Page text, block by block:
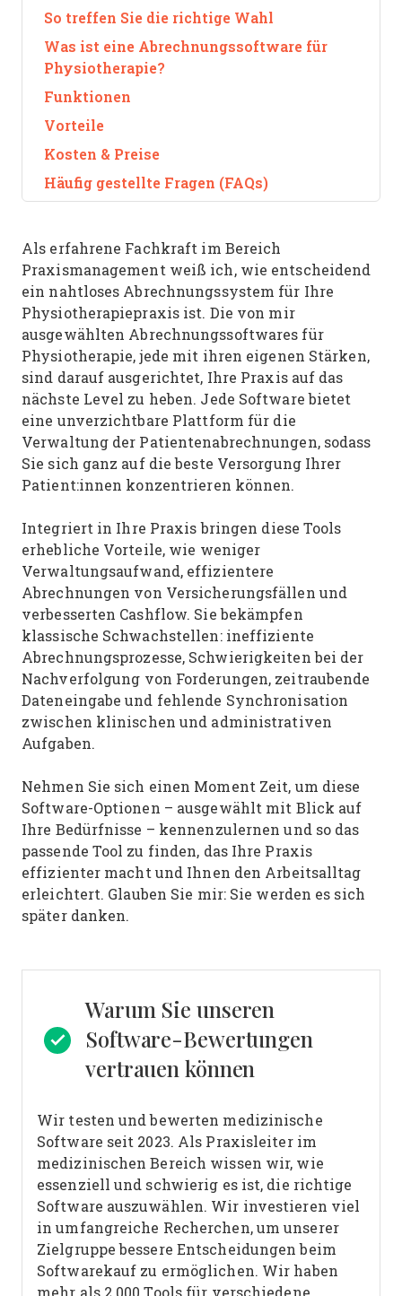
So treffen Sie die richtige Wahl
Was ist eine Abrechnungssoftware für
Physiotherapie?
Funktionen
Vorteile
Kosten & Preise
Häufig gestellte Fragen (FAQs)
Als erfahrene Fachkraft im Bereich
Praxismanagement weiß ich, wie entscheidend
ein nahtloses Abrechnungssystem für Ihre
Physiotherapiepraxis ist. Die von mir
ausgewählten Abrechnungssoftwares für
Physiotherapie, jede mit ihren eigenen Stärken,
sind darauf ausgerichtet, Ihre Praxis auf das
nächste Level zu heben. Jede Software bietet
eine unverzichtbare Plattform für die
Verwaltung der Patientenabrechnungen, sodass
Sie sich ganz auf die beste Versorgung Ihrer
Patient:innen konzentrieren können.
Integriert in Ihre Praxis bringen diese Tools
erhebliche Vorteile, wie weniger
Verwaltungsaufwand, effizientere
Abrechnungen von Versicherungsfällen und
verbesserten Cashflow. Sie bekämpfen
klassische Schwachstellen: ineffiziente
Abrechnungsprozesse, Schwierigkeiten bei der
Nachverfolgung von Forderungen, zeitraubende
Dateneingabe und fehlende Synchronisation
zwischen klinischen und administrativen
Aufgaben.
Nehmen Sie sich einen Moment Zeit, um diese
Software-Optionen – ausgewählt mit Blick auf
Ihre Bedürfnisse – kennenzulernen und so das
passende Tool zu finden, das Ihre Praxis
effizienter macht und Ihnen den Arbeitsalltag
erleichtert. Glauben Sie mir: Sie werden es sich
später danken.
Warum Sie unseren
Software-Bewertungen
vertrauen können
Wir testen und bewerten medizinische
Software seit 2023. Als Praxisleiter im
medizinischen Bereich wissen wir, wie
essenziell und schwierig es ist, die richtige
Software auszuwählen. Wir investieren viel
in umfangreiche Recherchen, um unserer
Zielgruppe bessere Entscheidungen beim
Softwarekauf zu ermöglichen. Wir haben
mehr als 2.000 Tools für verschiedene